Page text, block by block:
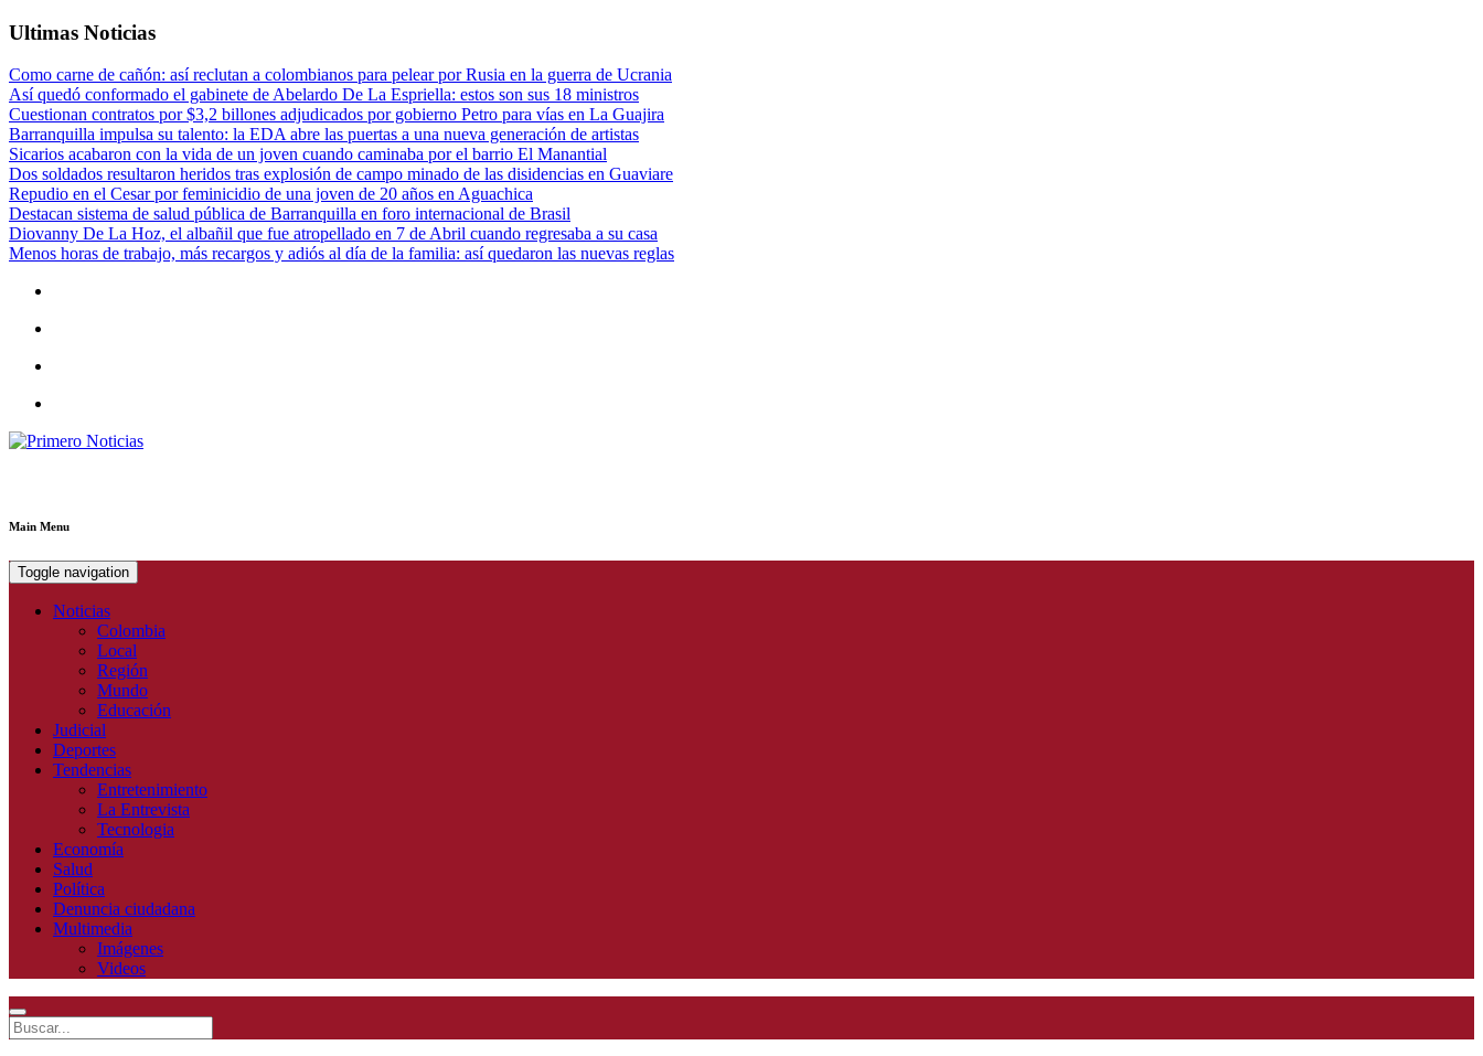
Ultimas Noticias
Como carne de cañón: así reclutan a colombianos para pelear por Rusia en la guerra de Ucrania
Así quedó conformado el gabinete de Abelardo De La Espriella: estos son sus 18 ministros
Cuestionan contratos por $3,2 billones adjudicados por gobierno Petro para vías en La Guajira
Barranquilla impulsa su talento: la EDA abre las puertas a una nueva generación de artistas
Sicarios acabaron con la vida de un joven cuando caminaba por el barrio El Manantial
Dos soldados resultaron heridos tras explosión de campo minado de las disidencias en Guaviare
Repudio en el Cesar por feminicidio de una joven de 20 años en Aguachica
Destacan sistema de salud pública de Barranquilla en foro internacional de Brasil
Diovanny De La Hoz, el albañil que fue atropellado en 7 de Abril cuando regresaba a su casa
Menos horas de trabajo, más recargos y adiós al día de la familia: así quedaron las nuevas reglas
Main Menu
Toggle navigation
Noticias
Colombia
Local
Región
Mundo
Educación
Judicial
Deportes
Tendencias
Entretenimiento
La Entrevista
Tecnologia
Economía
Salud
Política
Denuncia ciudadana
Multimedia
Imágenes
Videos